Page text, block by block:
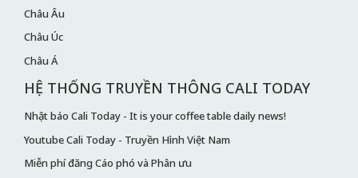
Châu Âu
Châu Úc
Châu Á
HỆ THỐNG TRUYỀN THÔNG CALI TODAY
Nhật báo Cali Today - It is your coffee table daily news!
Youtube Cali Today - Truyền Hình Việt Nam
Miễn phí đăng Cáo phó và Phân ưu